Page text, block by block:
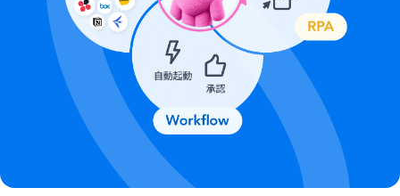
分岐はミニプラン以上のプランでご利用いただける機能
（オペレーション）となっております。フリープランの場
合は設定しているフローボットのオペレーションはエラ
ーとなりますので、ご注意ください。
ミニプランなどの有料プランは、2週間の無料トライアル
を行うことが可能です。無料トライアル中には制限対象の
アプリや機能（オペレーション）を使用することができ
ます。
アプリの仕様上、ファイルの作成日時と最終更新日時が
同一にならない場合があり、正しく分岐しない可能性があ
るのでご了承ください。